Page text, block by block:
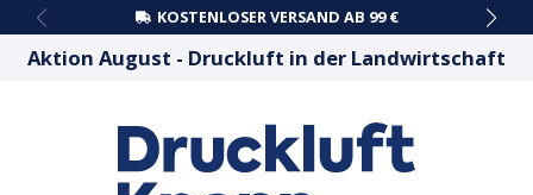
springen KOSTENLOSER VERSAND AB 99 €
Aktion August - Druckluft in der Landwirtschaft